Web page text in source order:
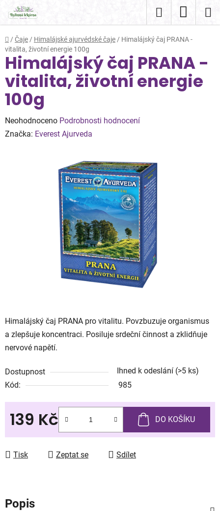
obsah
Hledat
KOŠÍK
Domů
/ Čaje / Himalájské ajurvédské čaje / Himalájský čaj PRANA -
vitalita, životní energie 100g
Himalájský čaj PRANA pro vitalitu. Povzbuzuje organismus
a zlepšuje koncentraci. Posiluje srdeční činnost a zklidňuje
nervové napětí.
Dostupnost Ihned k odeslání (>5 ks)
Kód:
985
139 Kč DO KOŠÍKU
Tisk Zeptat se Sdílet
Himalájský čaj PRANA -
vitalita, životní energie
100g
Průměrné
hodnocení
Neohodnoceno Podrobnosti hodnocení
Značka: Everest Ajurveda
Popis